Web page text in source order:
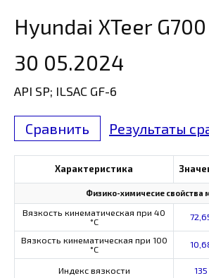
Hyundai XTeer
30 05.2024
API SP; ILSAC GF-6
Сравнить Результаты
Характеристика
Физико-химичесие свойства
Вязкость кинематическая при 40
°С
Вязкость кинематическая при 100
°С
Индекс вязкости 135